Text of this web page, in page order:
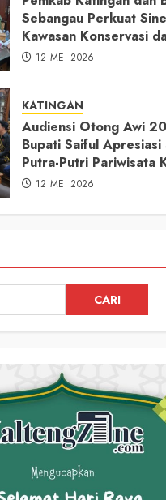
Sebangau Perkuat
Kawasan Konservasi
12 MEI 2026
KATINGAN
Audiensi Otong Awi
Bupati Saiful Apresiasi
Putra-Putri Pariwisata
12 MEI 2026
CARI